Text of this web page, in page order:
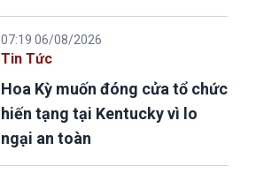
07:19 06/08/2026
Tin Tức
Hoa Kỳ muốn đóng cửa tổ chức
hiến tạng tại Kentucky vì lo
ngại an toàn